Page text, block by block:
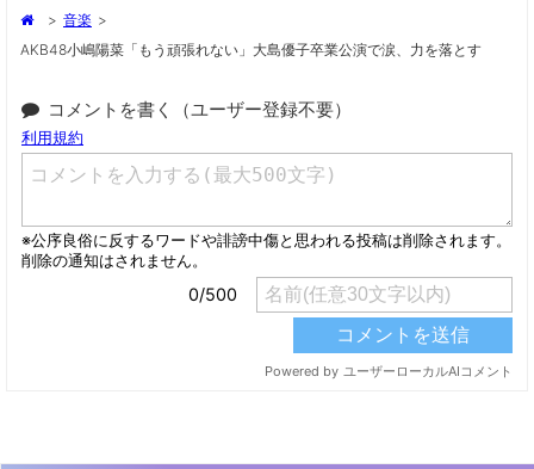
> 音楽 >
AKB48小嶋陽菜「もう頑張れない」大島優子卒業公演で涙、力を落とす
コメントを書く（ユーザー登録不要）